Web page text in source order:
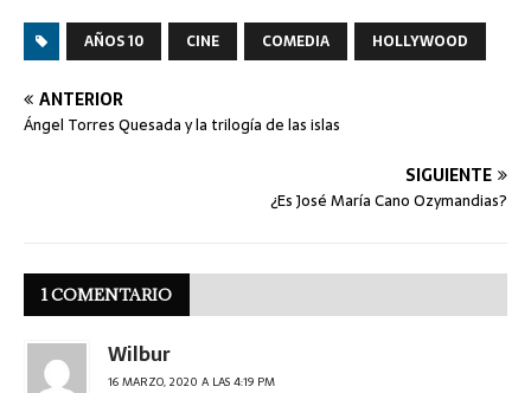
AÑOS 10 CINE COMEDIA HOLLYWOOD
ANTERIOR
Ángel Torres Quesada y la trilogía de las islas
SIGUIENTE
¿Es José María Cano Ozymandias?
1 COMENTARIO
Wilbur
16 MARZO, 2020 A LAS 4:19 PM